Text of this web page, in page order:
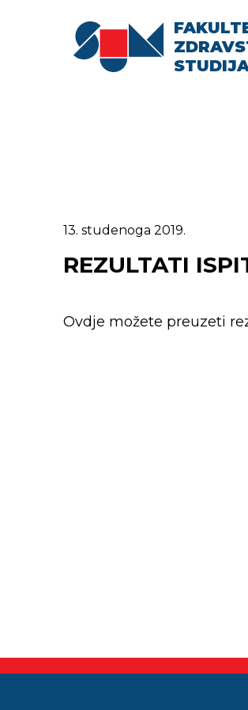
13. studenoga 2019.
REZULTATI
Ovdje možete preuzeti